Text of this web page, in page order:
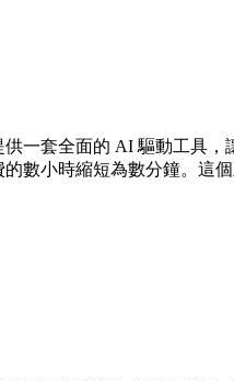
一套全面的 AI 驅動工具
數小時縮短為數分鐘。